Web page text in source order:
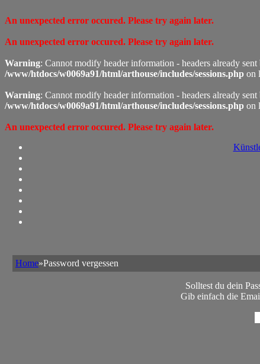
An unexpected error occured. Please try again later.
An unexpected error occured. Please try again later.
Warning: Cannot modify header information - headers already
/www/htdocs/w0069a91/html/arthouse/includes/sessions.php on
Warning: Cannot modify header information - headers already
/www/htdocs/w0069a91/html/arthouse/includes/sessions.php on
An unexpected error occured. Please try again later.
Home»Password vergessen
Solltest du dein
Gib einfach die